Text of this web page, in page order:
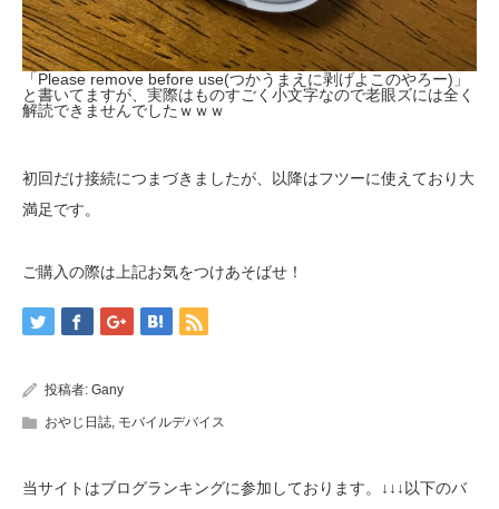
「Please remove before use(つかうまえに剥げよこのやろー)」
と書いてますが、実際はものすごく小文字なので老眼ズには全く
解読できませんでしたｗｗｗ
初回だけ接続につまづきましたが、以降はフツーに使えており大
満足です。
ご購入の際は上記お気をつけあそばせ！
投稿者: Gany
おやじ日誌, モバイルデバイス
当サイトはブログランキングに参加しております。↓↓↓以下のバ